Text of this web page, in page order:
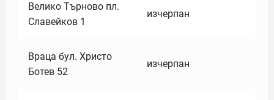
Велико Търново пл.
Славейков 1
изчерпан
Враца бул. Христо
Ботев 52
изчерпан